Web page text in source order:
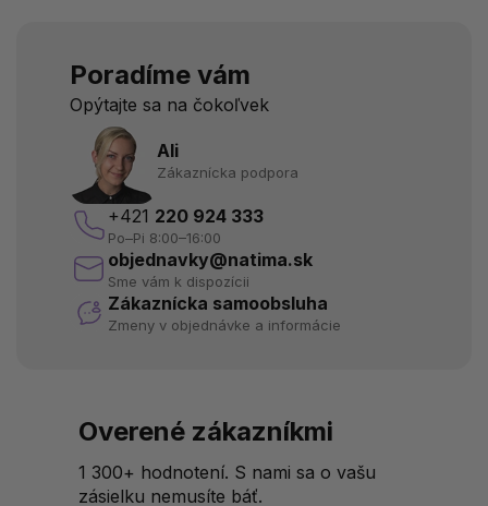
Poradíme vám
Opýtajte sa na čokoľvek
Ali
Zákaznícka podpora
+421 220 924 333
Po–Pi 8:00–16:00
objednavky@natima.sk
Sme vám k dispozícii
Zákaznícka samoobsluha
Zmeny v objednávke a informácie
Overené zákazníkmi
1 300+ hodnotení. S nami sa o vašu
zásielku nemusíte báť.